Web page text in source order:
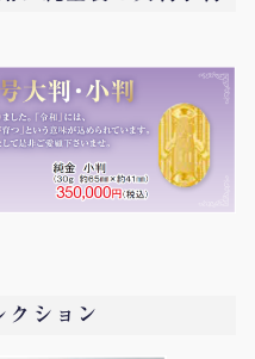
クション